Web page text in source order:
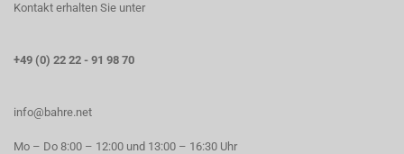
Kontakt erhalten Sie unter
+49 (0) 22 22 - 91 98 70
info@bahre.net
Mo – Do 8:00 – 12:00 und 13:00 – 16:30 Uhr